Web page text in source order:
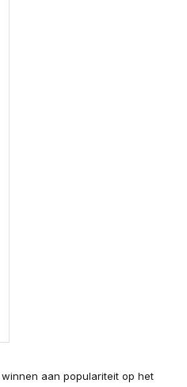
aan populariteit op het